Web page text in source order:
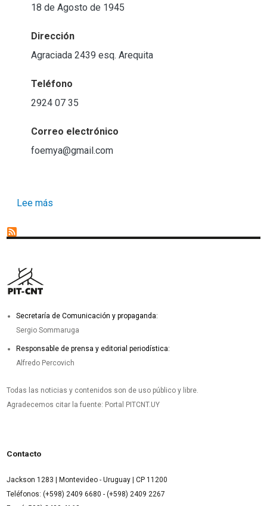
18 de Agosto de 1945
Dirección
Agraciada 2439 esq. Arequita
Teléfono
2924 07 35
Correo electrónico
foemya@gmail.com
Lee más
Secretaría de Comunicación y propaganda:
Sergio Sommaruga
Responsable de prensa y editorial periodística:
Alfredo Percovich
Todas las noticias y contenidos son de uso público y libre.
Agradecemos citar la fuente: Portal PITCNT.UY
Contacto
Jackson 1283 | Montevideo - Uruguay | CP 11200
Teléfonos: (+598) 2409 6680 - (+598) 2409 2267